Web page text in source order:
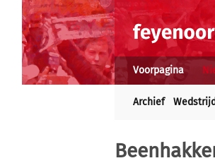
Voorpagina
Archief